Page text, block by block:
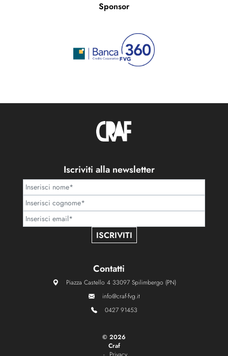
Sponsor
Contatti
Piazza Castello 4 33097 Spilimbergo (PN)
info@craf-fvg.it
0427 91453
© 2026
Craf
Iscriviti alla newsletter
ISCRIVITI